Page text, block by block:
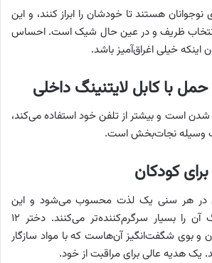
هستند تا خودشان را ابراز کنند، و این
انتخاب ظریف و در عین حال شیک است. احساس
خیلی اغراق‌آمیز باشد.
است و بیشتر از تلفن خود استفاده می‌کند،
وسیله نجات‌بخش است.
در هر سنی یک لذت محسوب می‌شود و این
بمب‌های حمام رنگارنگ آن را بسیار سرگرم‌کننده‌تر می‌کنند. دختر ۱۲
بوی شگفت‌انگیز آن‌هاست که با مواد سازگار
یک هدیه عالی برای مراقبت از خود.